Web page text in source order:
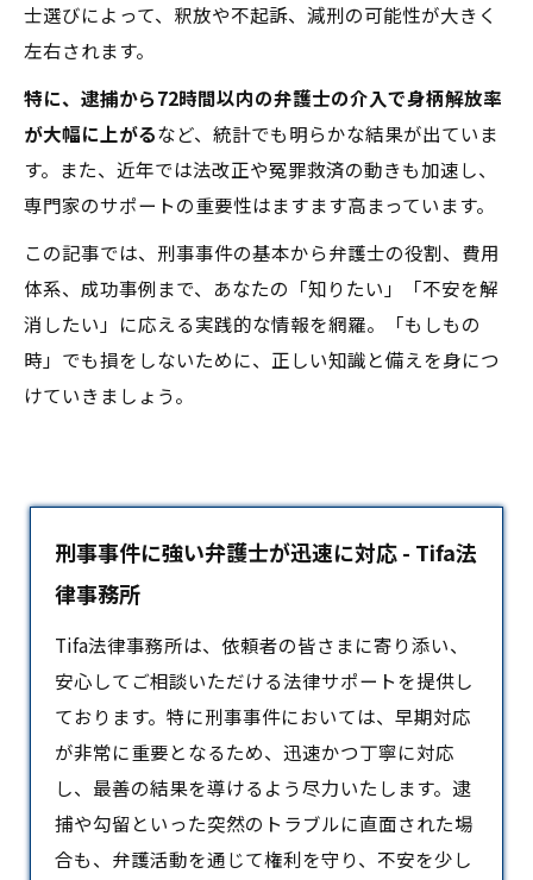
士選びによって、釈放や不起訴、減刑の可能性が大きく
左右されます。
特に、逮捕から72時間以内の弁護士の介入で身柄解放率
が大幅に上がるなど、統計でも明らかな結果が出ていま
す。また、近年では法改正や冤罪救済の動きも加速し、
専門家のサポートの重要性はますます高まっています。
この記事では、刑事事件の基本から弁護士の役割、費用
体系、成功事例まで、あなたの「知りたい」「不安を解
消したい」に応える実践的な情報を網羅。「もしもの
時」でも損をしないために、正しい知識と備えを身につ
けていきましょう。
刑事事件に強い弁護士が迅速に対応 - Tifa法
律事務所
Tifa法律事務所は、依頼者の皆さまに寄り添い、
安心してご相談いただける法律サポートを提供し
ております。特に刑事事件においては、早期対応
が非常に重要となるため、迅速かつ丁寧に対応
し、最善の結果を導けるよう尽力いたします。逮
捕や勾留といった突然のトラブルに直面された場
合も、弁護活動を通じて権利を守り、不安を少し